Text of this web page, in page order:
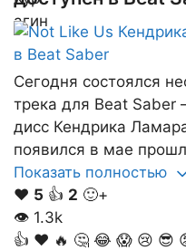
Сегодня состоялся
трека для Beat
дисс Кендрика
появился в мае
Показать полностью
❤️ 5 👍 2 🙂+
👁 1.3k
👍 ❤️ 🔥 🤔 😂 😱 😢 😎